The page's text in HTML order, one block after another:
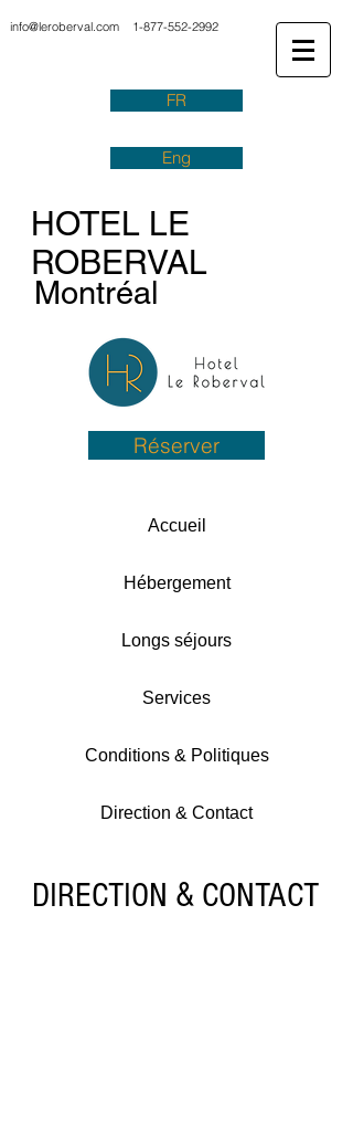
info@leroberval.com 1-877-552-2992
FR
Eng
HOTEL LE
ROBERVAL
Montréal
Réserver
Accueil
Hébergement
Longs séjours
Services
Conditions & Politiques
Direction & Contact
DIRECTION & CONTACT